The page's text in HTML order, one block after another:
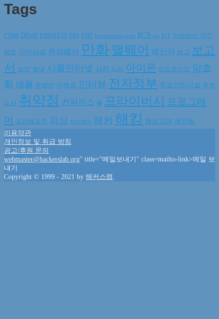
Tags
CDM DDoS EINSTEIN FBI FHZ free hacking zone ICS ios IoT 가상비서 개인
정보 기반시설 랜섬웨어 만화 맬웨어 메신저 버그
보고
서
보안 봇넷 사물인터넷 사진 시리 아이폰 안드로이드 암호
화 애플 운영진 이벤트 인터뷰 전자정부 주요기반시설 추천
도서 취약점 컨퍼런스 툴 프라이버시
프로그래
머
프리해킹존 피싱 하드웨어 해커 해킹 해킹강좌 해킹팀
이용약관
개인정보 및 취급 방침
광고/후원 문의
webmaster@hackerslab.org" title="메일보내기" class=mailto-link>메일 보
내기
Copyright © 1999 - 2021 by 해커스랩